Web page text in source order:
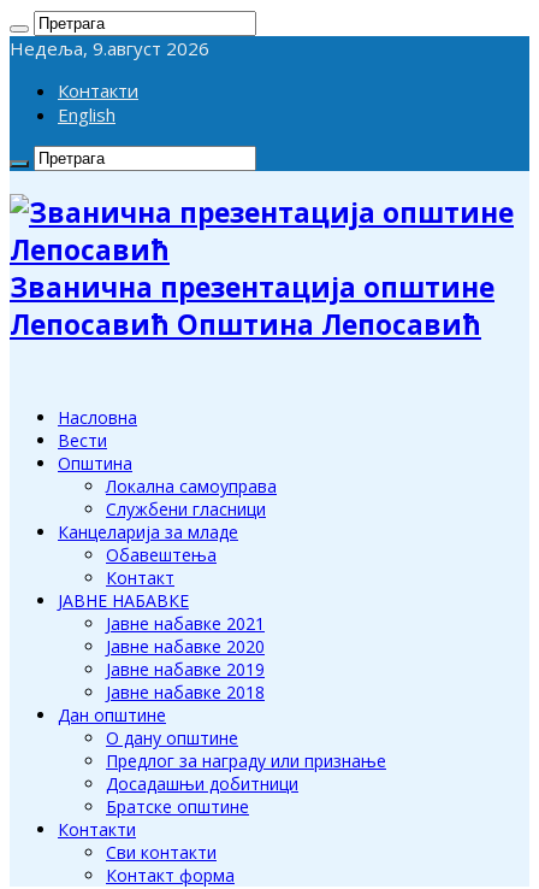
Недеља, 9.август 2026
Контакти
English
Званична презентација општине
Лепосавић Општина Лепосавић
Насловна
Вести
Општина
Локална самоуправа
Службени гласници
Канцеларија за младе
Обавештења
Контакт
ЈАВНЕ НАБАВКЕ
Јавне набавке 2021
Јавне набавке 2020
Јавне набавке 2019
Јавне набавке 2018
Дан општине
О дану општине
Предлог за награду или признање
Досадашњи добитници
Братске општине
Контакти
Сви контакти
Контакт форма